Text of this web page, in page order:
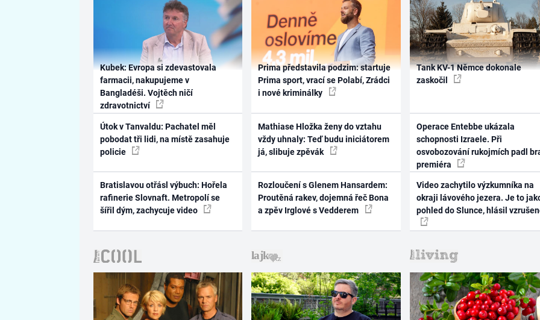
Kubek: Evropa si zdevastovala
farmacii, nakupujeme v
Bangladéši. Vojtěch ničí
zdravotnictví
Útok v Tanvaldu: Pachatel měl
pobodat tři lidi, na místě zasahuje
policie
Bratislavou otřásl výbuch: Hořela
rafinerie Slovnaft. Metropolí se
šířil dým, zachycuje video
Prima představila podzim: startuje
Prima sport, vrací se Polabí, Zrádci
i nové kriminálky
Mathiase Hložka ženy do vztahu
vždy uhnaly: Teď budu iniciátorem
já, slibuje zpěvák
Rozloučení s Glenem Hansardem:
Proutěná rakev, dojemná řeč Bona
a zpěv Irglové s Vedderem
Tank KV-1 Němce dokonale
zaskočil
Operace Entebbe ukázala
schopnosti Izraele. Při
osvobozování rukojmích padl
premiéra
Video zachytilo výzkumníka na
okraji lávového jezera. Je to
pohled do Slunce, hlásil